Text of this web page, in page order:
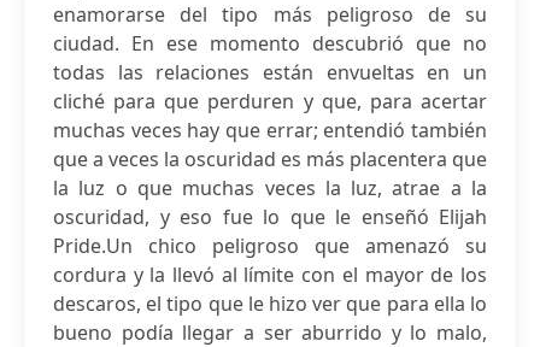
enamorarse del tipo más peligroso de su
ciudad. En ese momento descubrió que no
todas las relaciones están envueltas en un
cliché para que perduren y que, para acertar
muchas veces hay que errar; entendió también
que a veces la oscuridad es más placentera que
la luz o que muchas veces la luz, atrae a la
oscuridad, y eso fue lo que le enseñó Elijah
Pride.Un chico peligroso que amenazó su
cordura y la llevó al límite con el mayor de los
descaros, el tipo que le hizo ver que para ella lo
bueno podía llegar a ser aburrido y lo malo,